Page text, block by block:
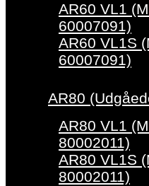
AR60 VL1
60007091)
AR60 VL1S
60007091)
AR80
AR80 VL1
80002011)
AR80 VL1S
80002011)